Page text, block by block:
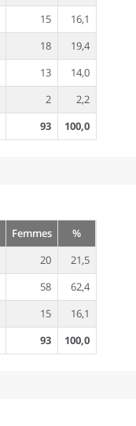
15
16,1
18
19,4
13
14,0
2
2,2
93
100,0
Femmes
%
20
21,5
58
62,4
15
16,1
93
100,0